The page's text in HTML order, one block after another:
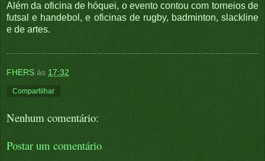
Além da oficina de hóquei, o evento contou com torneios de
futsal e handebol, e oficinas de rugby, badminton, slackline
e de artes.
FHERS às 17:32
Compartilhar
Nenhum comentário:
Postar um comentário